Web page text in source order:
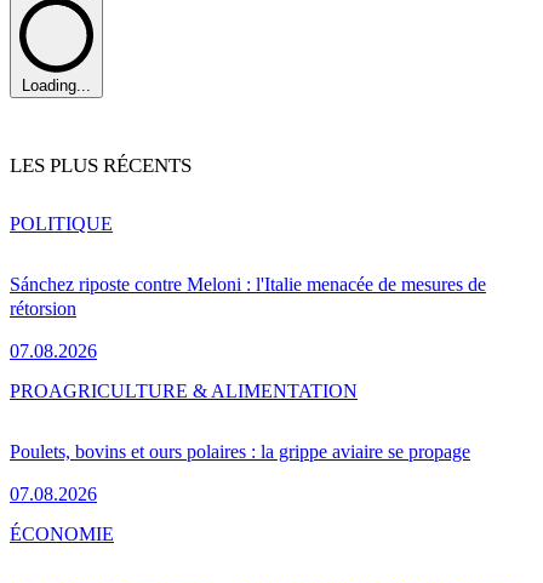
Loading...
LES PLUS RÉCENTS
Sánchez riposte contre Meloni : l'Italie menacée de mesures de
rétorsion
07.08.2026
POLITIQUE
Poulets, bovins et ours polaires : la grippe aviaire se propage
07.08.2026
PROAGRICULTURE & ALIMENTATION
ÉCONOMIE